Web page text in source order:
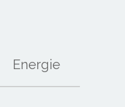
Energie